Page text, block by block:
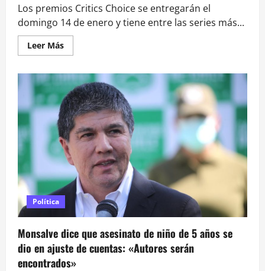
Los premios Critics Choice se entregarán el
domingo 14 de enero y tiene entre las series más...
Leer MásLeer
más
Premios
Critics
Choice
2024
revela
a
sus
nominados:
Pedro
Pascal
entre
los
elegidos
Política
Monsalve dice que asesinato de niño de 5 años se
dio en ajuste de cuentas: «Autores serán
encontrados»